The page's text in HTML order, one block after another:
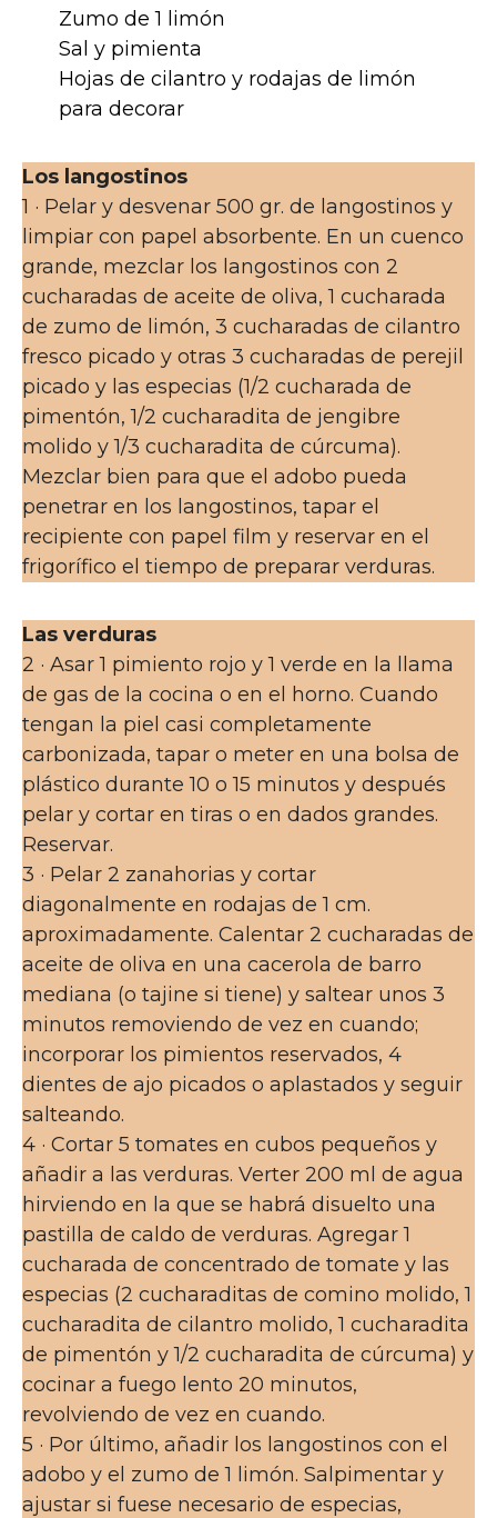
Zumo de 1 limón
Sal y pimienta
Hojas de cilantro y rodajas de limón
para decorar
Los langostinos
1 · Pelar y desvenar 500 gr. de langostinos y
limpiar con papel absorbente. En un cuenco
grande, mezclar los langostinos con 2
cucharadas de aceite de oliva, 1 cucharada
de zumo de limón, 3 cucharadas de cilantro
fresco picado y otras 3 cucharadas de perejil
picado y las especias (1/2 cucharada de
pimentón, 1/2 cucharadita de jengibre
molido y 1/3 cucharadita de cúrcuma).
Mezclar bien para que el adobo pueda
penetrar en los langostinos, tapar el
recipiente con papel film y reservar en el
frigorífico el tiempo de preparar verduras.
Las verduras
2 · Asar 1 pimiento rojo y 1 verde en la llama
de gas de la cocina o en el horno. Cuando
tengan la piel casi completamente
carbonizada, tapar o meter en una bolsa de
plástico durante 10 o 15 minutos y después
pelar y cortar en tiras o en dados grandes.
Reservar.
3 · Pelar 2 zanahorias y cortar
diagonalmente en rodajas de 1 cm.
aproximadamente. Calentar 2 cucharadas de
aceite de oliva en una cacerola de barro
mediana (o tajine si tiene) y saltear unos 3
minutos removiendo de vez en cuando;
incorporar los pimientos reservados, 4
dientes de ajo picados o aplastados y seguir
salteando.
4 · Cortar 5 tomates en cubos pequeños y
añadir a las verduras. Verter 200 ml de agua
hirviendo en la que se habrá disuelto una
pastilla de caldo de verduras. Agregar 1
cucharada de concentrado de tomate y las
especias (2 cucharaditas de comino molido, 1
cucharadita de cilantro molido, 1 cucharadita
de pimentón y 1/2 cucharadita de cúrcuma) y
cocinar a fuego lento 20 minutos,
revolviendo de vez en cuando.
5 · Por último, añadir los langostinos con el
adobo y el zumo de 1 limón. Salpimentar y
ajustar si fuese necesario de especias,